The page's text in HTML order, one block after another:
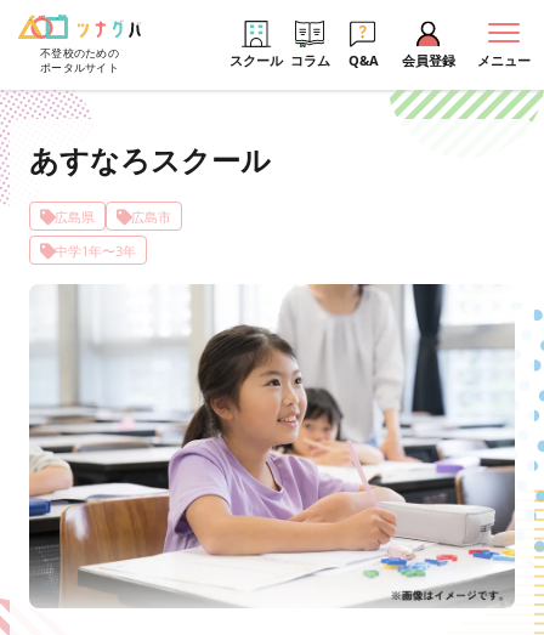
不登校のための
ポータルサイト
スクール コラム Q&A 会員登録 メニュー
あすなろスクール
広島県
広島市
中学1年〜3年